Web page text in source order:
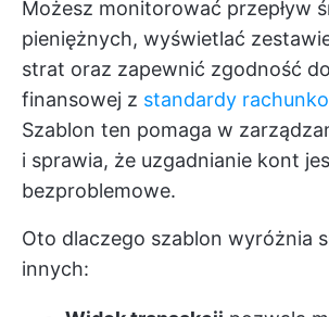
Możesz monitorować przepływ
pieniężnych, wyświetlać
strat oraz zapewnić zgodność
finansowej z standardy
Szablon ten pomaga w
i sprawia, że uzgadnianie kont
bezproblemowe.
Oto dlaczego szablon wyróżnia
innych: